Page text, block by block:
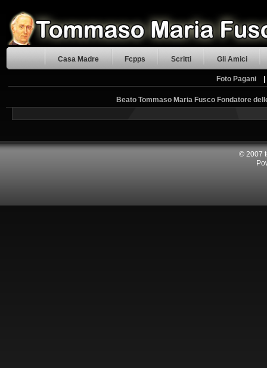
Casa Madre Fcpps Scritti Gli Amici
Foto Pagani
Beato Tommaso Maria Fusco Fondatore
© 2007